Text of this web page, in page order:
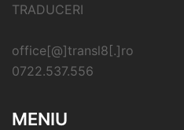
TRADUCERI
office[@]transl8[.]ro
0722.537.556
MENIU